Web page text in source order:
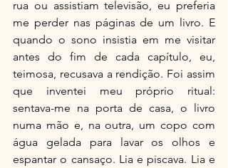
rua ou assistiam televisão, eu preferia
me perder nas páginas de um livro. E
quando o sono insistia em me visitar
antes do fim de cada capítulo, eu,
teimosa, recusava a rendição. Foi assim
que inventei meu próprio ritual:
sentava-me na porta de casa, o livro
numa mão e, na outra, um copo com
água gelada para lavar os olhos e
espantar o cansaço. Lia e piscava. Lia e